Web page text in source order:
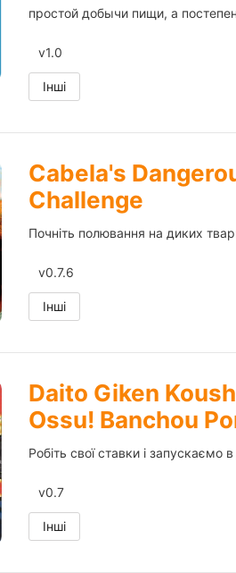
простой добычи пищи, а
v1.0
Інші
Cabela's
Challenge
Почніть полювання на диких
v0.7.6
Інші
Daito Giken
Ossu! Banchou
Робіть свої ставки і запускаємо
v0.7
Інші